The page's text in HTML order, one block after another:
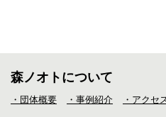
森ノオトについて
・団体概要 ・事例紹介 ・アクセ